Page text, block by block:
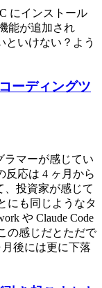
にインストール
能が追加され
といけない？よう
ーディングツ
ラマーが感じてい
反応は 4 ヶ月から
、投資家が感じて
にも同じようなタ
や Claude Code
の感じだとただで
後には更に下落